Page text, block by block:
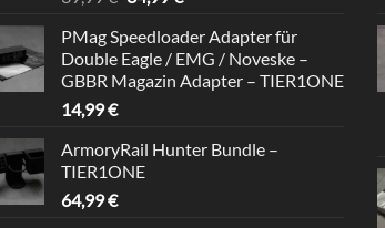
mit
von 5
war:
39,99 €
ist:
34,99 €.
PMag Speedloader Adapter für
Double Eagle / EMG / Noveske –
GBBR Magazin Adapter – TIER1ONE
14,99€
ArmoryRail Hunter Bundle –
TIER1ONE
64,99€